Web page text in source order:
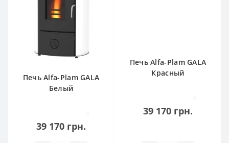
Печь Alfa-Plam GALA
Белый
39 170 грн.
Печь Alfa-Plam GALA
Красный
39 170 грн.